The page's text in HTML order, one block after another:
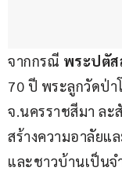
จากกรณี พระปตัส
70 ปี พระลูกวัดป่า
จ.นครราชสีมา ละ
สร้างความอาลัยแ
และชาวบ้านเป็นจ